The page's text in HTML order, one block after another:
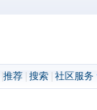
|推荐 |搜索 |社区服务